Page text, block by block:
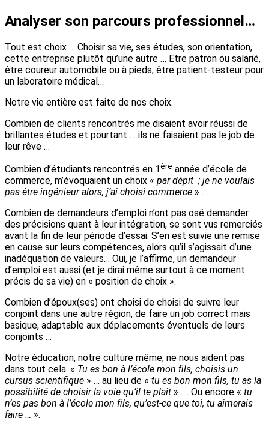
Analyser son parcours professionnel…
Tout est choix … Choisir sa vie, ses études, son orientation,
cette entreprise plutôt qu’une autre … Etre patron ou salarié,
être coureur automobile ou à pieds, être patient-testeur pour
un laboratoire médical…
Notre vie entière est faite de nos choix.
Combien de clients rencontrés me disaient avoir réussi de
brillantes études et pourtant … ils ne faisaient pas le job de
leur rêve …
Combien d’étudiants rencontrés en 1 ère année d’école de
commerce, m’évoquaient un choix « par dépit ; je ne voulais
pas être ingénieur alors, j’ai choisi commerce » …
Combien de demandeurs d’emploi n’ont pas osé demander
des précisions quant à leur intégration, se sont vus remerciés
avant la fin de leur période d’essai. S’en est suivie une remise
en cause sur leurs compétences, alors qu’il s’agissait d’une
inadéquation de valeurs… Oui, je l’affirme, un demandeur
d’emploi est aussi (et je dirai même surtout à ce moment
précis de sa vie) en « position de choix ».
Combien d’époux(ses) ont choisi de choisi de suivre leur
conjoint dans une autre région, de faire un job correct mais
basique, adaptable aux déplacements éventuels de leurs
conjoints …
Notre éducation, notre culture même, ne nous aident pas
dans tout cela. « Tu es bon à l’école mon fils, choisis un
cursus scientifique » … au lieu de « tu es bon mon fils, tu as la
possibilité de choisir la voie qu’il te plaît » …. Ou encore « tu
n’es pas bon à l’école mon fils, qu’est-ce que toi, tu aimerais
faire … ».